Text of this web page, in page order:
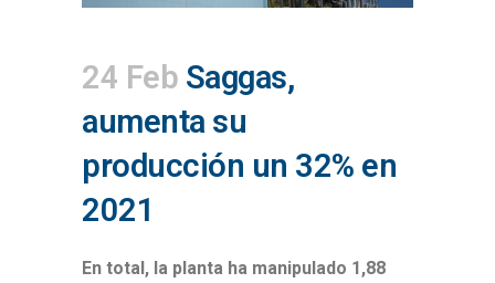
24 Feb Saggas,
aumenta su
producción un 32% en
2021
En total, la planta ha manipulado 1,88